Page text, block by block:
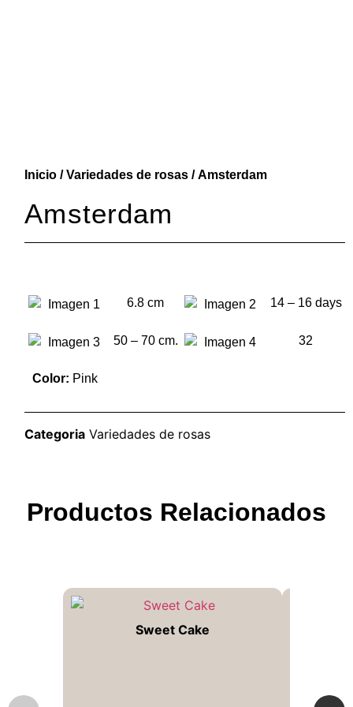
Inicio /Variedades de rosas / Amsterdam
Amsterdam
6.8 cm 14 – 16 days
50 – 70 cm. 32
Color: Pink
Categoria Variedades de rosas
Productos Relacionados
Sweet Cake